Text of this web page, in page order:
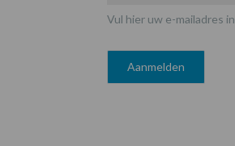
Vul hier uw e-mailadres in